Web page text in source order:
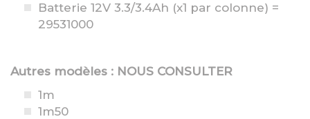
Batterie 12V 3.3/3.4Ah (x1 par colonne) =
29531000
Autres modèles : NOUS CONSULTER
1m
1m50